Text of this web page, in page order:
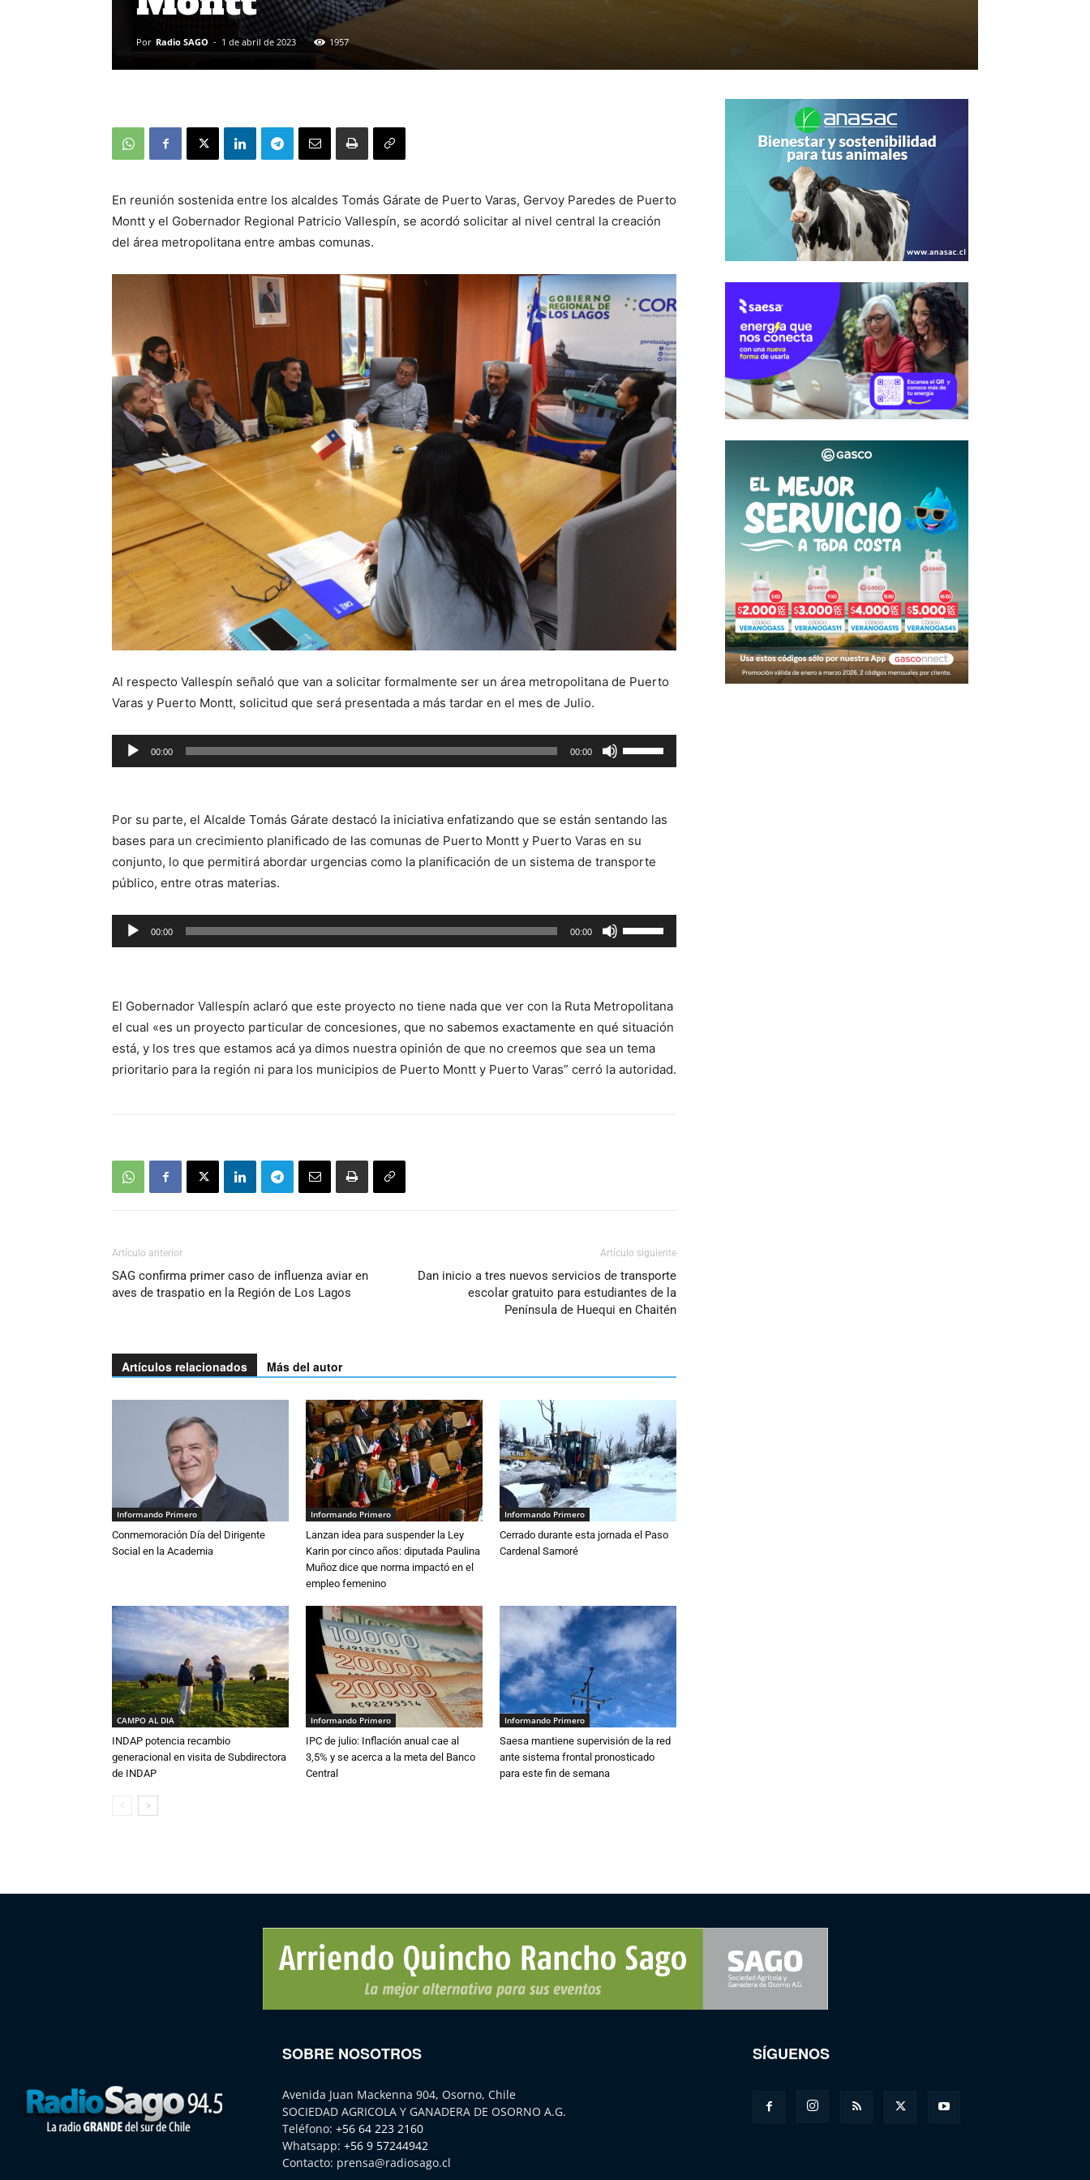
Por Radio SAGO - 1 de abril de 2023 1957
En reunión sostenida entre los alcaldes Tomás Gárate de Puerto Varas, Gervoy Paredes de Puerto
Montt y el Gobernador Regional Patricio Vallespín, se acordó solicitar al nivel central la creación
del área metropolitana entre ambas comunas.
Al respecto Vallespín señaló que van a solicitar formalmente ser un área metropolitana de Puerto
Varas y Puerto Montt, solicitud que será presentada a más tardar en el mes de Julio.
Reproductor
de
00:00 00:00
las
flecha
arriba/abajo
para
o
disminuir
Por su parte, el Alcalde Tomás Gárate destacó la iniciativa enfatizando que se están sentando las
bases para un crecimiento planificado de las comunas de Puerto Montt y Puerto Varas en su
conjunto, lo que permitirá abordar urgencias como la planificación de un sistema de transporte
público, entre otras materias.
Reproductor
de
00:00 00:00
las
flecha
arriba/abajo
para
aumentar
El Gobernador Vallespín aclaró que este proyecto no tiene nada que ver con la Ruta Metropolitana
el cual «es un proyecto particular de concesiones, que no sabemos exactamente en qué situación
está, y los tres que estamos acá ya dimos nuestra opinión de que no creemos que sea un tema
prioritario para la región ni para los municipios de Puerto Montt y Puerto Varas” cerró la autoridad.
Artículo anterior
SAG confirma primer caso de influenza aviar en
aves de traspatio en la Región de Los Lagos
Artículo siguiente
Dan inicio a tres nuevos servicios de transporte
escolar gratuito para estudiantes de la
Península de Huequi en Chaitén
Artículos relacionados Más del autor
Informando Primero
Conmemoración Día del Dirigente
Social en la Academia
Informando Primero
Lanzan idea para suspender la Ley
Karin por cinco años: diputada Paulina
Muñoz dice que norma impactó en el
empleo femenino
Informando Primero
Cerrado durante esta jornada el Paso
Cardenal Samoré
CAMPO AL DIA
INDAP potencia recambio
generacional en visita de Subdirectora
de INDAP
Informando Primero
IPC de julio: Inflación anual cae al
3,5% y se acerca a la meta del Banco
Central
Informando Primero
Saesa mantiene supervisión de la red
ante sistema frontal pronosticado
para este fin de semana
SOBRE NOSOTROS
Avenida Juan Mackenna 904, Osorno, Chile
SOCIEDAD AGRICOLA Y GANADERA DE OSORNO A.G.
Teléfono: +56 64 223 2160
Whatsapp: +56 9 57244942
Contacto: prensa@radiosago.cl
SÍGUENOS